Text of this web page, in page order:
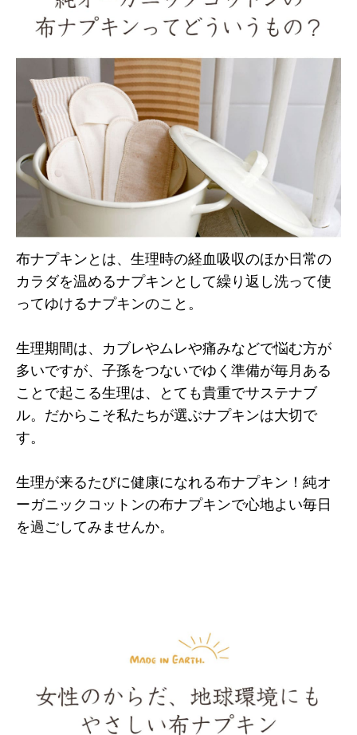
布ナプキンとは、生理時の経血吸収のほか日常の
カラダを温めるナプキンとして繰り返し洗って使
ってゆけるナプキンのこと。
生理期間は、カブレやムレや痛みなどで悩む方が
多いですが、子孫をつないでゆく準備が毎月ある
ことで起こる生理は、とても貴重でサステナブ
ル。だからこそ私たちが選ぶナプキンは大切で
す。
生理が来るたびに健康になれる布ナプキン！純オ
ーガニックコットンの布ナプキンで心地よい毎日
を過ごしてみませんか。